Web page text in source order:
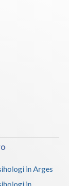
in Arges
in